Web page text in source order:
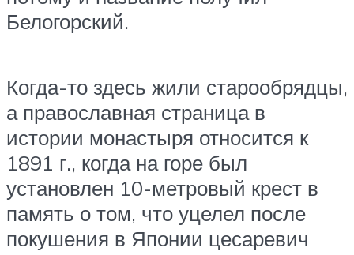
Белогорский.
Когда-то здесь жили старообрядцы,
а православная страница в
истории монастыря относится к
1891 г., когда на горе был
установлен 10-метровый крест в
память о том, что уцелел после
покушения в Японии цесаревич